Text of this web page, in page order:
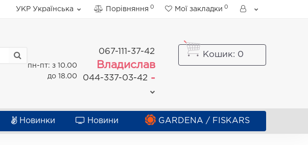
УКР Українська Порівняння 0 Мої закладки 0
пн-пт: з 10.00
до 18.00
067-111-37-42
Владислав
044-337-03-42 -
Кошик: 0
Новинки Новини GARDENA / FISKARS